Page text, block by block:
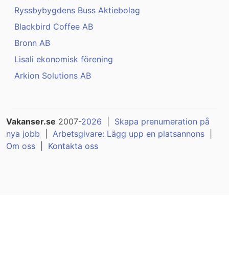
Ryssbybygdens Buss Aktiebolag
Blackbird Coffee AB
Bronn AB
Lisali ekonomisk förening
Arkion Solutions AB
Vakanser.se 2007-2026
Skapa prenumeration på
nya jobb
Arbetsgivare: Lägg upp en platsannons
Om oss
Kontakta oss